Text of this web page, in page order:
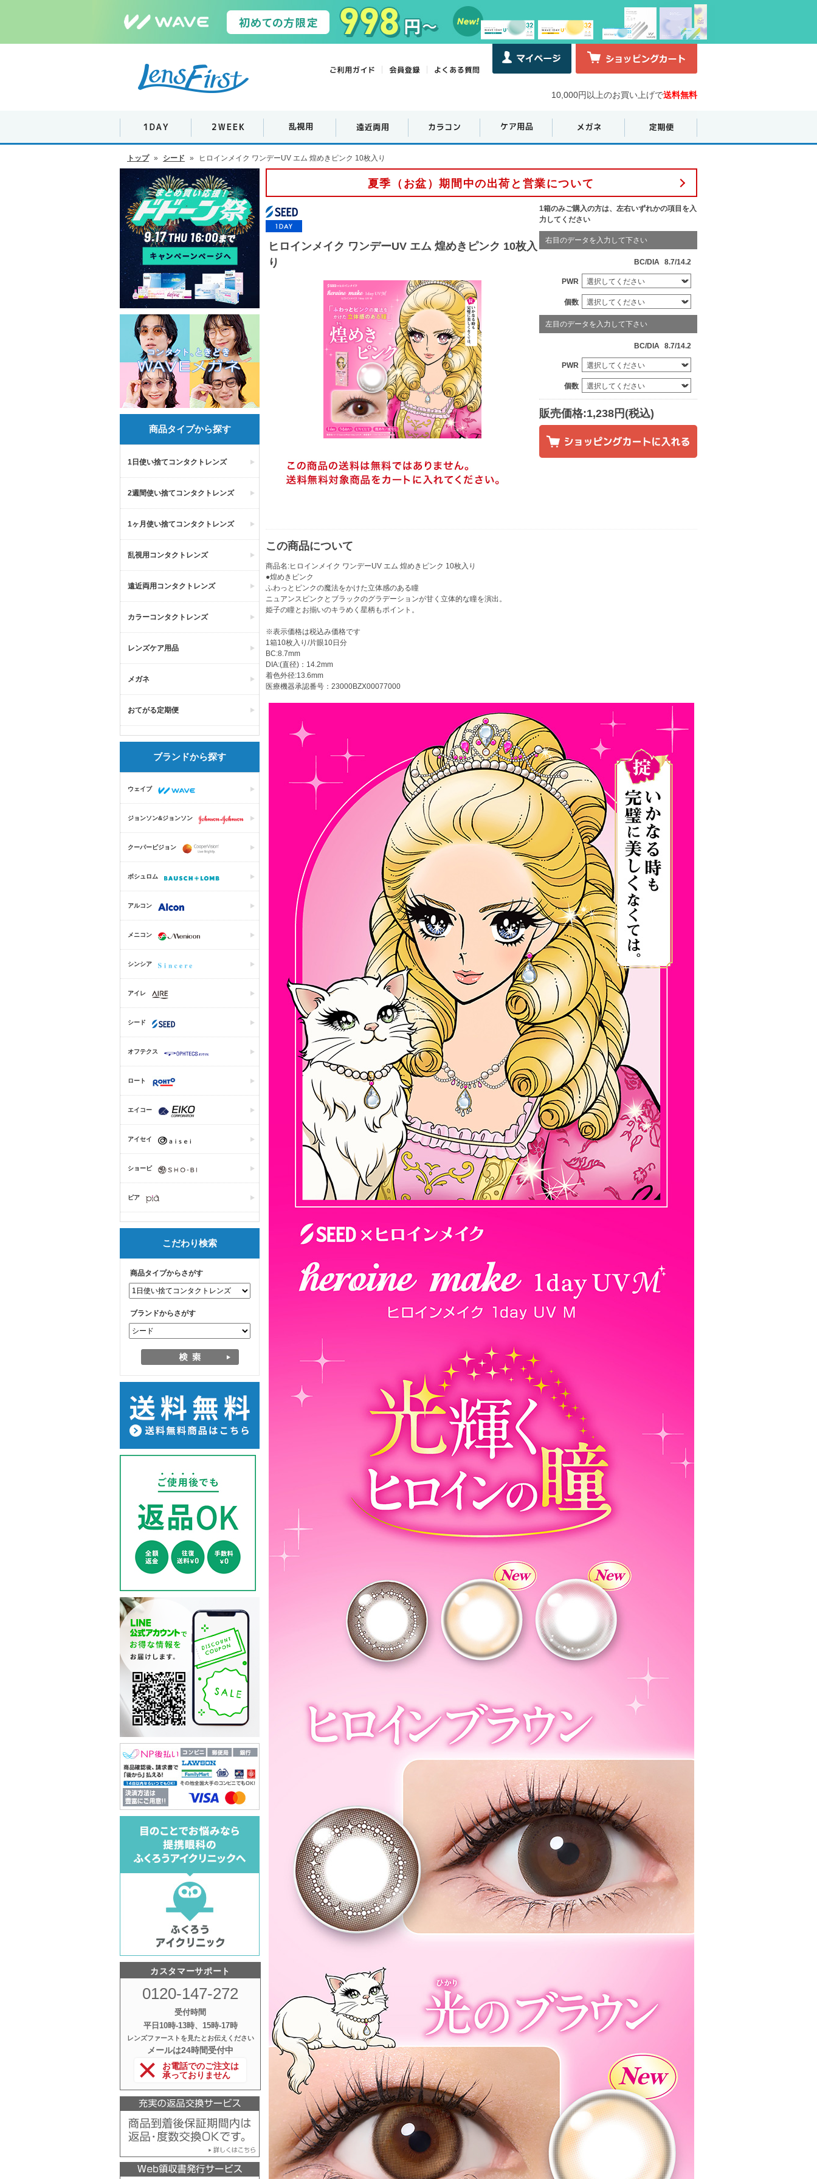
10,000円以上のお買い上げで送料無料
トップ » シード » ヒロインメイク ワンデーUV エム 煌めきピンク 10枚入り
商品タイプから探す
1日使い捨てコンタクトレンズ
2週間使い捨てコンタクトレンズ
1ヶ月使い捨てコンタクトレンズ
乱視用コンタクトレンズ
遠近両用コンタクトレンズ
カラーコンタクトレンズ
レンズケア用品
メガネ
おてがる定期便
ブランドから探す
ウェイブ
ジョンソン&ジョンソン
クーパービジョン
ボシュロム
アルコン
メニコン
シンシア
アイレ
シード
オフテクス
ロート
エイコー
アイセイ
ショービ
ピア
こだわり検索
商品タイプからさがす
ブランドからさがす
カスタマーサポート
0120-147-272
受付時間
平日10時‐13時、15時‐17時
レンズファーストを見たとお伝えください
メールは24時間受付中
お電話でのご注文は
承っておりません
夏季（お盆）期間中の出荷と営業について
ヒロインメイク ワンデーUV エム 煌めきピンク 10枚入
り
1箱のみご購入の方は、左右いずれかの項目を入
力してください
右目のデータを入力して下さい
BC/DIA 8.7/14.2
PWR
個数
左目のデータを入力して下さい
BC/DIA 8.7/14.2
PWR
個数
販売価格:1,238円(税込)
この商品について
商品名:ヒロインメイク ワンデーUV エム 煌めきピンク 10枚入り
●煌めきピンク
ふわっとピンクの魔法をかけた立体感のある瞳
ニュアンスピンクとブラックのグラデーションが甘く立体的な瞳を演出。
姫子の瞳とお揃いのキラめく星柄もポイント。
※表示価格は税込み価格です
1箱10枚入り/片眼10日分
BC:8.7mm
DIA:(直径)：14.2mm
着色外径:13.6mm
医療機器承認番号：23000BZX00077000